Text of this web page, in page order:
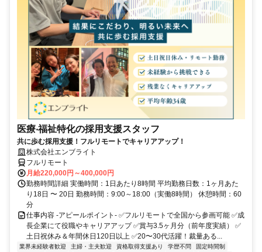
医療‧福祉特化の採用支援スタッフ
共に歩む採用支援！フルリモートでキャリアアップ！
株式会社エンブライト
フルリモート
月給220,000円～400,000円
勤務時間詳細 実働時間：1日あたり8時間 平均勤務日数：1ヶ月あた
り18日 〜 20日 勤務時間：9:00～18:00（実働8時間） 休憩時間：60
分
仕事内容 -アピールポイント- ✅フルリモートで全国から参画可能 ✅成
長企業にて役職やキャリアアップ ✅賞与3.5ヶ月分（前年度実績） ✅
土日祝休み＆年間休日120日以上 ✅20〜30代活躍！裁量ある...
業界未経験者歓迎 主婦・主夫歓迎 資格取得支援あり 学歴不問
固定時間制